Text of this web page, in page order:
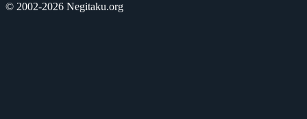
© 2002-2026 Negitaku.org